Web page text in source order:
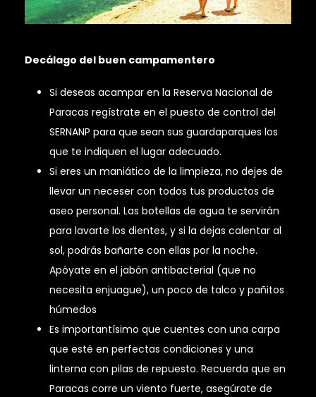
Decálago del buen campamentero
Si deseas acampar en la Reserva Nacional de
Paracas regístrate en el puesto de control del
SERNANP para que sean sus guardaparques los
que te indiquen el lugar adecuado.
Si eres un maniático de la limpieza, no dejes de
llevar un neceser con todos tus productos de
aseo personal. Las botellas de agua te servirán
para lavarte los dientes, y si la dejas calentar al
sol, podrás bañarte con ellas por la noche.
Apóyate en el jabón antibacterial (que no
necesita enjuague), un poco de talco y pañitos
húmedos
Es importantísimo que cuentes con una carpa
que esté en perfectas condiciones y una
linterna con pilas de repuesto. Recuerda que en
Paracas corre un viento fuerte, asegúrate de